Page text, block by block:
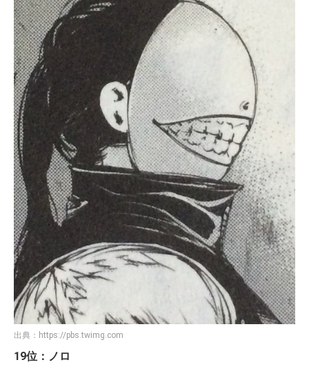
出典： https://pbs.twimg.com
19位：ノロ